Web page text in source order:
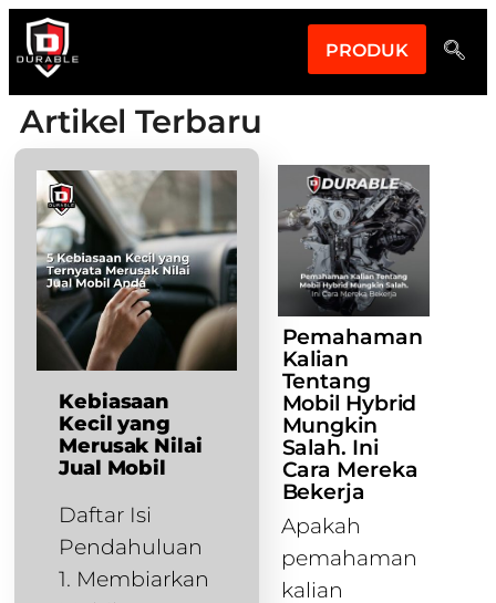
PRODUK
Artikel Terbaru
Kebiasaan
Kecil yang
Merusak Nilai
Jual Mobil
Daftar Isi
Pendahuluan
1. Membiarkan
Pemahaman
Kalian
Tentang
Mobil Hybrid
Mungkin
Salah. Ini
Cara Mereka
Bekerja
Apakah
pemahaman
kalian